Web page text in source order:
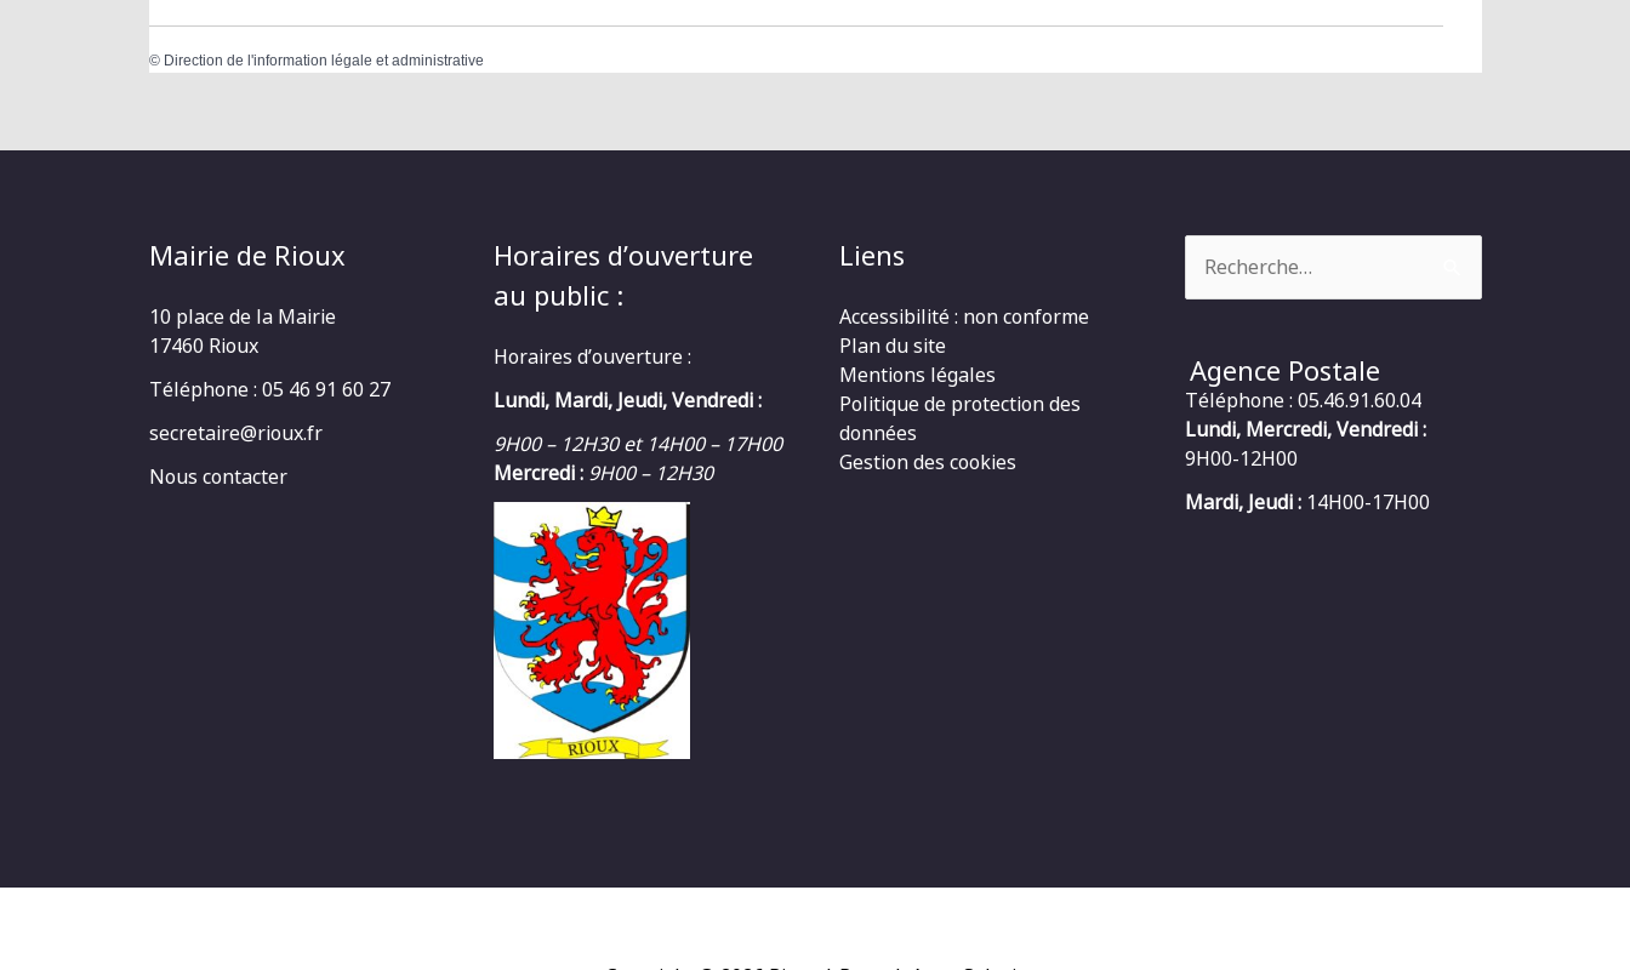
© Direction de l'information légale et administrative
Mairie de Rioux
10 place de la Mairie
17460 Rioux
Téléphone : 05 46 91 60 27
secretaire@rioux.fr
Nous contacter
Horaires d’ouverture
au public :
Horaires d’ouverture :
Lundi, Mardi, Jeudi, Vendredi :
9H00 – 12H30 et 14H00 – 17H00
Mercredi : 9H00 – 12H30
Liens
Accessibilité : non conforme
Plan du site
Mentions légales
Politique de protection des
données
Gestion des cookies
Agence Postale
Téléphone : 05.46.91.60.04
Lundi, Mercredi, Vendredi :
9H00-12H00
Mardi, Jeudi : 14H00-17H00